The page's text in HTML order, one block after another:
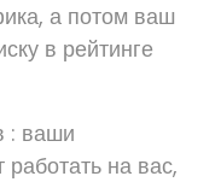
а потом ваш
в рейтинге
: ваши
на вас,